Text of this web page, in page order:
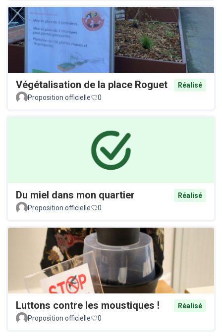
Végétalisation de la place Roguet
Réalisé
Proposition officielle
0
Du miel dans mon quartier
Réalisé
Proposition officielle
0
Luttons contre les moustiques !
Réalisé
Proposition officielle
0